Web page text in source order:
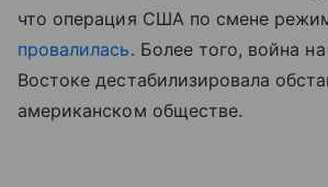
что операция США по смене
провалилась. Более того, война
Востоке дестабилизировала
американском обществе.